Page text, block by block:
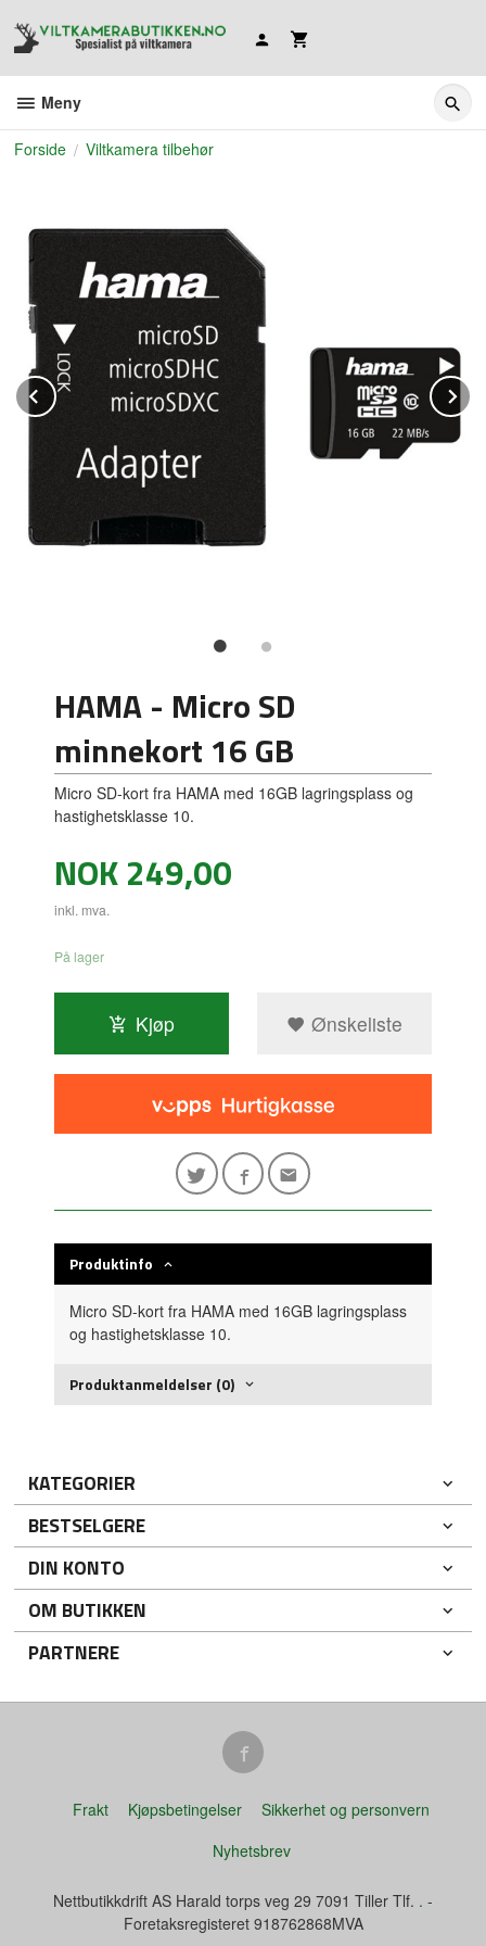
innholdet
Meny
Forside Viltkamera tilbehør
Prev
HAMA - Micro SD
minnekort 16 GB
Micro SD-kort fra HAMA med 16GB lagringsplass og
hastighetsklasse 10.
Pris
NOK249,00
inkl. mva.
På lager
Kjøp Ønskeliste
Produktinfo
Micro SD-kort fra HAMA med 16GB lagringsplass
og hastighetsklasse 10.
Produktanmeldelser (0)
KATEGORIER
BESTSELGERE
DIN KONTO
OM BUTIKKEN
PARTNERE
Frakt Kjøpsbetingelser
Sikkerhet og personvern
Nyhetsbrev
Nettbutikkdrift AS Harald torps veg 29 7091 Tiller Tlf. . -
Foretaksregisteret 918762868MVA